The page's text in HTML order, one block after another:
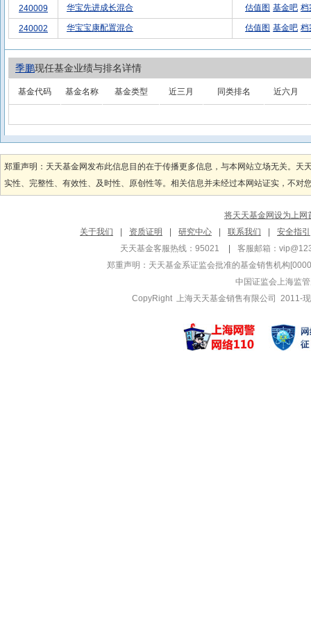
240009 华宝先进成长混合 估值图 基金吧 档
240002 华宝宝康配置混合 估值图 基金吧 档
季鹏现任基金业绩与排名详情
基金代码 基金名称 基金类型 近三月 同类排名 近六月
郑重声明：天天基金网发布此信息目的在于传播更多信息，与本网站立场无关。
实性、完整性、有效性、及时性、原创性等。相关信息并未经过本网站证实，不
将天天基金网设为上网
关于我们
资质证明 研究中心 联系我们
安全指引
天天基金客服热线：95021
客服邮箱：
郑重声明： 天天基金系证监会批准的基金销售机构
中国证监会上海监
CopyRight 上海天天基金销售有限公司 2011-